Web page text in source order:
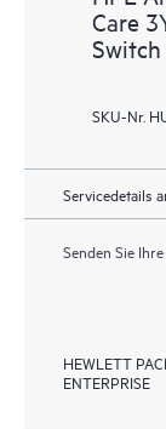
Care
Switch
SKU-Nr.
Servicedetails
Senden Sie
HEWLETT
ENTERPRISE